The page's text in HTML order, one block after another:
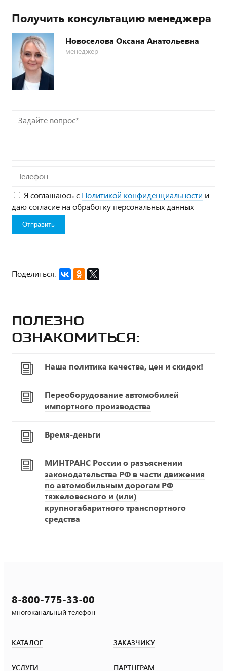
Получить консультацию менеджера
Новоселова Оксана Анатольевна
менеджер
Задайте
вопрос*
Телефон
Я соглашаюсь с Политикой конфиденциальности и
даю согласие на обработку персональных данных
Поделиться:
Полезно
ознакомиться:
Наша политика качества, цен и скидок!
Переоборудование автомобилей
импортного производства
Время-деньги
МИНТРАНС России о разъяснении
законодательства РФ в части движения
по автомобильным дорогам РФ
тяжеловесного и (или)
крупногабаритного транспортного
средства
8-800-775-33-00
многоканальный телефон
КАТАЛОГ ЗАКАЗЧИКУ
УСЛУГИ ПАРТНЕРАМ